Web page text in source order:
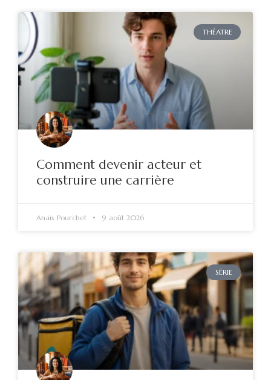
THÉATRE
Comment devenir acteur et
construire une carrière
Anaïs Pourchet 9 août 2026
SÉRIE